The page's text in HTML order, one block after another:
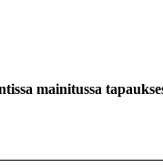
mainitussa